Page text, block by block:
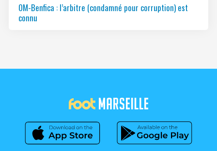
OM-Benfica : l’arbitre (condamné pour corruption) est
connu